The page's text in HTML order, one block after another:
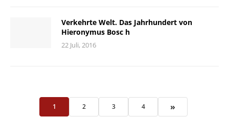
Verkehrte Welt. Das Jahrhundert von
Hieronymus Bosc h
22 Juli, 2016
1 2 3 4 »